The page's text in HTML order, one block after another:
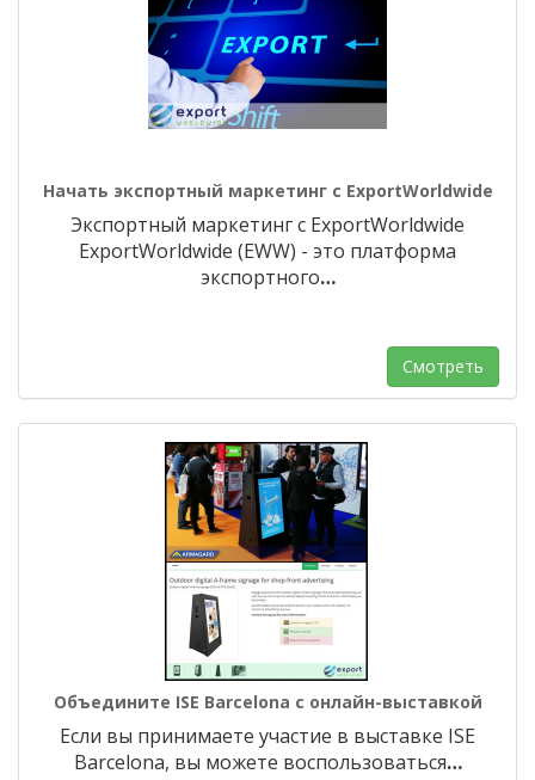
Начать экспортный маркетинг с ExportWorldwide
Экспортный маркетинг с ExportWorldwide
ExportWorldwide (EWW) - это платформа
экспортного…
Смотреть
Объедините ISE Barcelona с онлайн-выставкой
Если вы принимаете участие в выставке ISE
Barcelona, вы можете воспользоваться…